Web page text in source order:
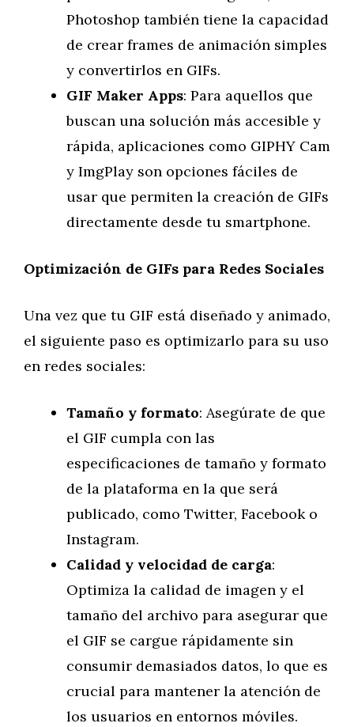
Photoshop también tiene la capacidad
de crear frames de animación simples
y convertirlos en GIFs.
GIF Maker Apps: Para aquellos que
buscan una solución más accesible y
rápida, aplicaciones como GIPHY Cam
y ImgPlay son opciones fáciles de
usar que permiten la creación de GIFs
directamente desde tu smartphone.
Optimización de GIFs para Redes Sociales
Una vez que tu GIF está diseñado y animado,
el siguiente paso es optimizarlo para su uso
en redes sociales:
Tamaño y formato: Asegúrate de que
el GIF cumpla con las
especificaciones de tamaño y formato
de la plataforma en la que será
publicado, como Twitter, Facebook o
Instagram.
Calidad y velocidad de carga:
Optimiza la calidad de imagen y el
tamaño del archivo para asegurar que
el GIF se cargue rápidamente sin
consumir demasiados datos, lo que es
crucial para mantener la atención de
los usuarios en entornos móviles.